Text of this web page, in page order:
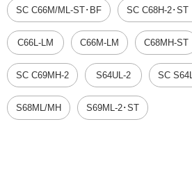
SC C66M/ML-ST･BF SC C68H-2･ST
C66L-LM C66M-LM C68MH-ST
SC C69MH-2 S64UL-2 SC
S68ML/MH S69ML-2･ST